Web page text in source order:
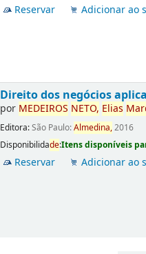
Reservar Adicionar ao
Direito dos negócios
por MEDEIROS NETO, Elias
Editora:São Paulo:Almedina,2016
Disponibilidade:Itens disponíveis
Reservar Adicionar ao